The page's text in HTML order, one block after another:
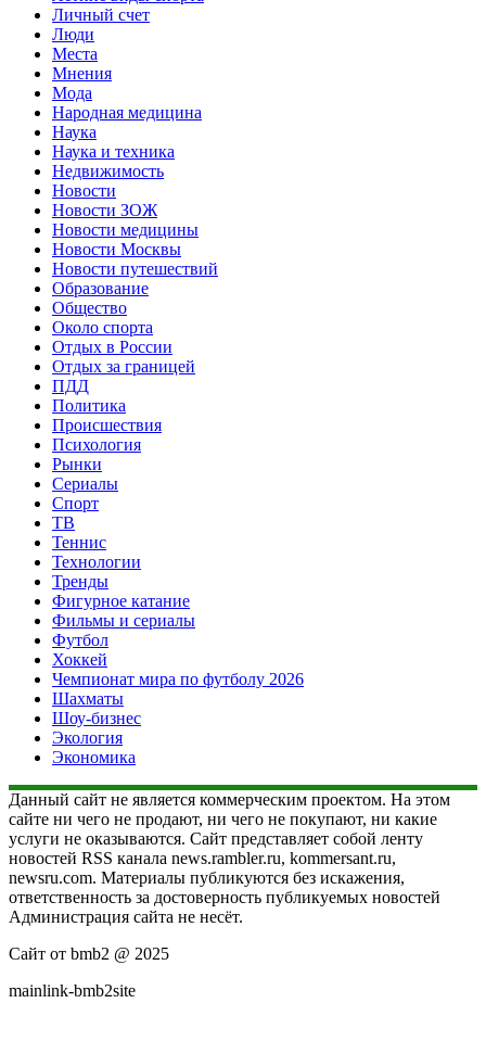
Личный счет
Люди
Места
Мнения
Мода
Народная медицина
Наука
Наука и техника
Недвижимость
Новости
Новости ЗОЖ
Новости медицины
Новости Москвы
Новости путешествий
Образование
Общество
Около спорта
Отдых в России
Отдых за границей
ПДД
Политика
Происшествия
Психология
Рынки
Сериалы
Спорт
ТВ
Теннис
Технологии
Тренды
Фигурное катание
Фильмы и сериалы
Футбол
Хоккей
Чемпионат мира по футболу 2026
Шахматы
Шоу-бизнес
Экология
Экономика
Данный сайт не является коммерческим проектом. На этом
сайте ни чего не продают, ни чего не покупают, ни какие
услуги не оказываются. Сайт представляет собой ленту
новостей RSS канала news.rambler.ru, kommersant.ru,
newsru.com. Материалы публикуются без искажения,
ответственность за достоверность публикуемых новостей
Администрация сайта не несёт.
Сайт от bmb2 @ 2025
mainlink-bmb2site